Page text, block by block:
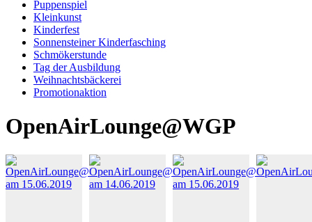
Puppenspiel
Kleinkunst
Kinderfest
Sonnensteiner Kinderfasching
Schmökerstunde
Tag der Ausbildung
Weihnachtsbäckerei
Promotionaktion
OpenAirLounge@WGP